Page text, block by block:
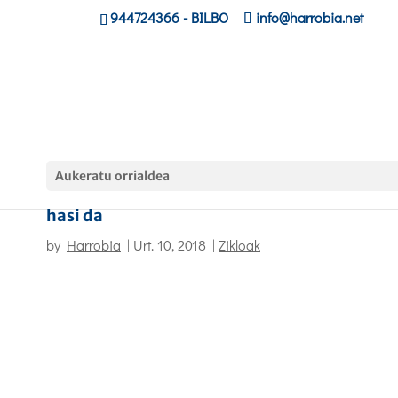
944724366- BILBO info@harrobia.net
Aukeratu orrialdea
hasi da
by Harrobia | Urt. 10, 2018 | Zikloak